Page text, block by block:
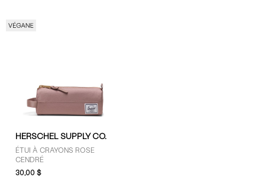
HERSCHEL SUPPLY CO.
ÉTUI À CRAYONS ROSE
CENDRÉ
30,00 $